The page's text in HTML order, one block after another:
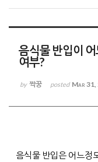
음식물 반입이
여부?
by 짝꿍 posted Mar 31,
음식물 반입은 어느정